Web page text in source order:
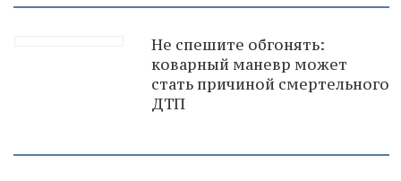
Не спешите обгонять:
коварный маневр может
стать причиной смертельного
ДТП